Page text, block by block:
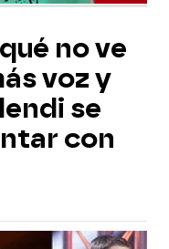
no ve
voz y
se
con